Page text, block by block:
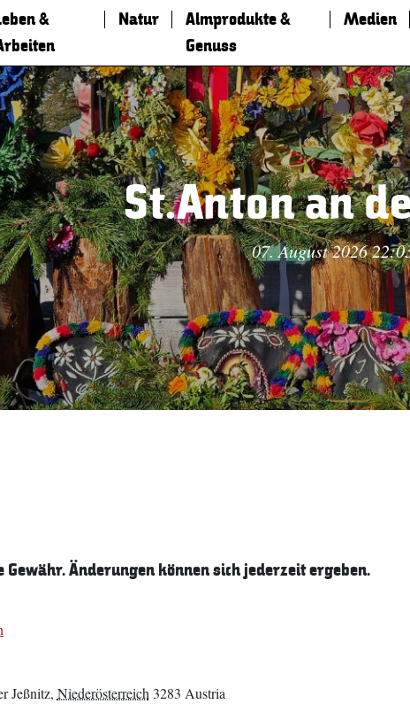
&
Natur
Almprodukte &
Genuss
Medien
St.Anton an
07. August 2026
Gewähr. Änderungen können sich jederzeit ergeben.
Jeßnitz, Niederösterreich 3283 Austria